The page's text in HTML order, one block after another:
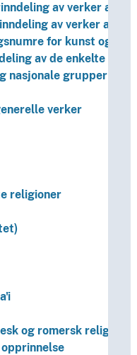
av verker av
av verker av
for kunst og
av de enkelte
nasjonale grupper
verker
religioner
og romersk religion)